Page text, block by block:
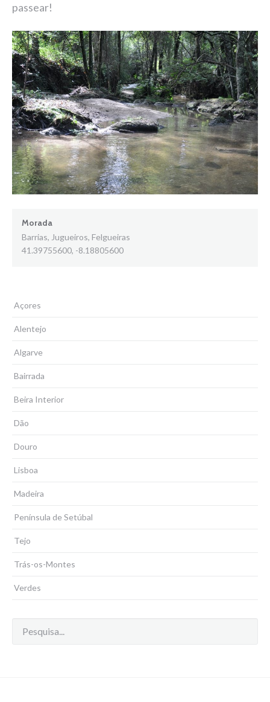
passear!
Morada
Barrias, Jugueiros, Felgueiras
41.39755600, -8.18805600
Açores
Alentejo
Algarve
Bairrada
Beira Interior
Dão
Douro
Lisboa
Madeira
Península de Setúbal
Tejo
Trás-os-Montes
Verdes